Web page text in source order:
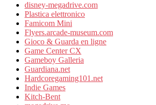
disney-megadrive.com
Plastica elettronico
Famicom Mini
Flyers.arcade-museum.com
Gioco & Guarda en ligne
Game Center CX
Gameboy Galleria
Guardiana.net
Hardcoregaming101.net
Indie Games
Kitch-Bent